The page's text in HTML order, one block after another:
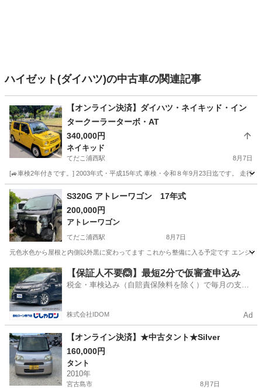
ハイゼット(ダイハツ)の中古車の関連記事
【オンライン決済】ダイハツ・ネイキッド・イン
タークーラーターボ・AT
340,000円
ネイキッド
てだこ浦西駅 8月7日
[🚙車検2年付きです。] 2003年式・平成15年式 車検・令和８年9月23日迄です。 走行
沖縄 宜野湾市 てだこ浦西駅 ネイキッド 車両
S320G アトレーワゴン 17年式
200,000円
アトレーワゴン
てだこ浦西駅 8月7日
元色水色から屋根と内側以外黒に変わってます これから整備に入る予定です エンジ
沖縄 中頭郡 てだこ浦西駅 アトレーワゴン
【保証人不要🙆】最短2分で仮審査申込み
税金・車検込み（自賠責保険料を除く）で毎月の支払
株式会社IDOM Ad
【オンライン決済】★中古タント★Silver
160,000円
タント
2010年
宮古島市 8月7日